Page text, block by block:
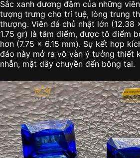
Sắc xanh dương đậm của những
tượng trưng cho trí tuệ, lòng trung
thượng. Viên đá chủ nhật lớn (12.38
1.75 gr) là tâm điểm, được tô điểm
hơn (7.75 x 6.15 mm). Sự kết hợp
đáo này mở ra vô vàn ý tưởng thiết
nhẫn, mặt dây chuyền đến bông tai.